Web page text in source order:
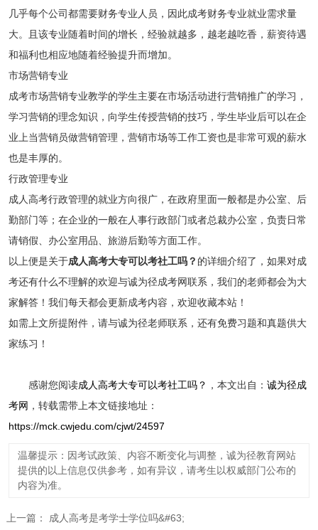
几乎每个公司都需要财务专业人员，因此成考财务专业就业需求量
大。且该专业随着时间的增长，经验就越多，越老越吃香，薪资待遇
和福利也相应地随着经验提升而增加。
市场营销专业
成考市场营销专业教学的学生主要在市场活动进行营销推广的学习，
学习营销的理念知识，向学生传授营销的技巧，学生毕业后可以在企
业上当营销员做营销管理，营销市场等工作工资也是非常可观的薪水
也是丰厚的。
行政管理专业
成人高考行政管理的就业方向很广，在政府里面一般都是办公室、后
勤部门等；在企业的一般在人事行政部门或者总裁办公室，负责日常
请销假、办公室用品、旅游后勤等方面工作。
以上便是关于成人高考大专可以考社工吗？ 的详细介绍了，如果对成
考还有什么不理解的欢迎与诚为径成考网联系，我们的老师都会为大
家解答！我们每天都会更新成考内容，欢迎收藏本站！
如需上文所提附件，请与诚为径老师联系，还有免费习题和真题供大
家练习！
感谢您阅读成人高考大专可以考社工吗？ ，本文出自： 诚为径成
考网 ，转载需带上本文链接地址：
https://mck.cwjedu.com/cjwt/24597
温馨提示：因考试政策、内容不断变化与调整，诚为径教育网站
提供的以上信息仅供参考，如有异议，请考生以权威部门公布的
内容为准。
上一篇： 成人高考是考学士学位吗&#63;